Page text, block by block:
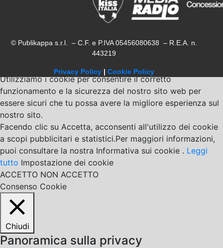
© Publikappa s.r.l. – C.F. e P.IVA 05456080638 – R.E.A. n.
443219
Privacy Policy | Cookie Policy
Utilizziamo i cookie per consentire il corretto
funzionamento e la sicurezza del nostro sito web per
essere sicuri che tu possa avere la migliore esperienza sul
nostro sito.
Facendo clic su Accetta, acconsenti all'utilizzo dei cookie
a scopi pubblicitari e statistici.Per maggiori informazioni,
puoi consultare la nostra Informativa sui cookie . Leggi
tutto Impostazione dei cookie
ACCETTO NON ACCETTO
Consenso Cookie
Chiudi
Panoramica sulla privacy